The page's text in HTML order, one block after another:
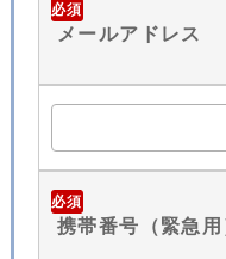
必須
メールアドレス
必須
携帯番号（緊急用